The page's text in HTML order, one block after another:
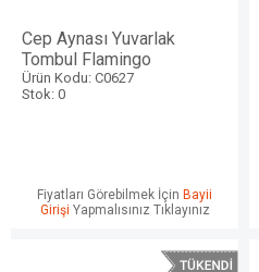
Cep Aynası Yuvarlak
Tombul Flamingo
Ürün Kodu: C0627
Stok: 0
Fiyatları Görebilmek İçin Bayii
Girişi Yapmalısınız Tıklayınız